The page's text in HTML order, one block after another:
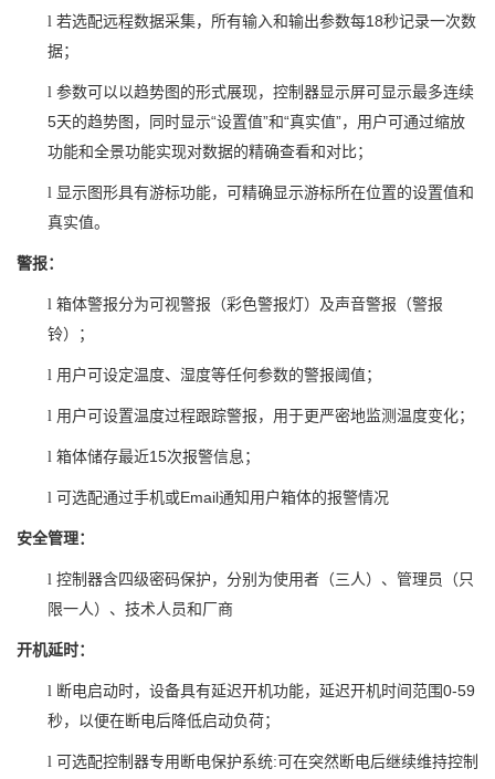
l 若选配远程数据采集，所有输入和输出参数每18秒记录一次数
据；
l 参数可以以趋势图的形式展现，控制器显示屏可显示最多连续
5天的趋势图，同时显示“设置值”和“真实值”，用户可通过缩放
功能和全景功能实现对数据的精确查看和对比；
l 显示图形具有游标功能，可精确显示游标所在位置的设置值和
真实值。
警报：
l 箱体警报分为可视警报（彩色警报灯）及声音警报（警报
铃）；
l 用户可设定温度、湿度等任何参数的警报阈值；
l 用户可设置温度过程跟踪警报，用于更严密地监测温度变化；
l 箱体储存最近15次报警信息；
l 可选配通过手机或Email通知用户箱体的报警情况
安全管理：
l 控制器含四级密码保护，分别为使用者（三人）、管理员（只
限一人）、技术人员和厂商
开机延时：
l 断电启动时，设备具有延迟开机功能，延迟开机时间范围 0-59
秒，以便在断电后降低启动负荷；
l 可选配控制器专用断电保护系统: 可在突然断电后继续维持控制